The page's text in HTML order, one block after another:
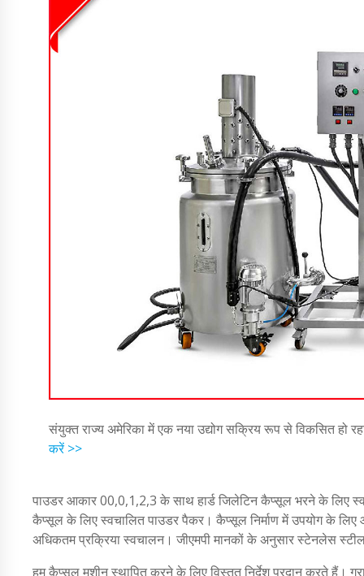
संयुक्त राज्य अमेरिका में एक नया उद्योग सक्रिय रूप से विकसित हो
करें >>
पाउडर आकार 00,0,1,2,3 के साथ हार्ड जिलेटिन कैप्सूल भरने के लिए
कैप्सूल के लिए स्वचालित पाउडर पैकर। कैप्सूल निर्माण में उपयोग के
अधिकतम प्रक्रिया स्वचालन। जीएमपी मानकों के अनुसार स्टेनलेस
हम कैप्सूल मशीन स्थापित करने के लिए विस्तृत निर्देश प्रदान करते हैं।